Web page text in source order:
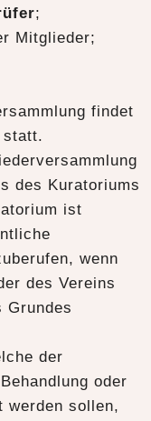
;
Mitglieder;
findet
statt.
des Kuratoriums
ist
wenn
des Vereins
Grundes
der
oder
werden sollen,